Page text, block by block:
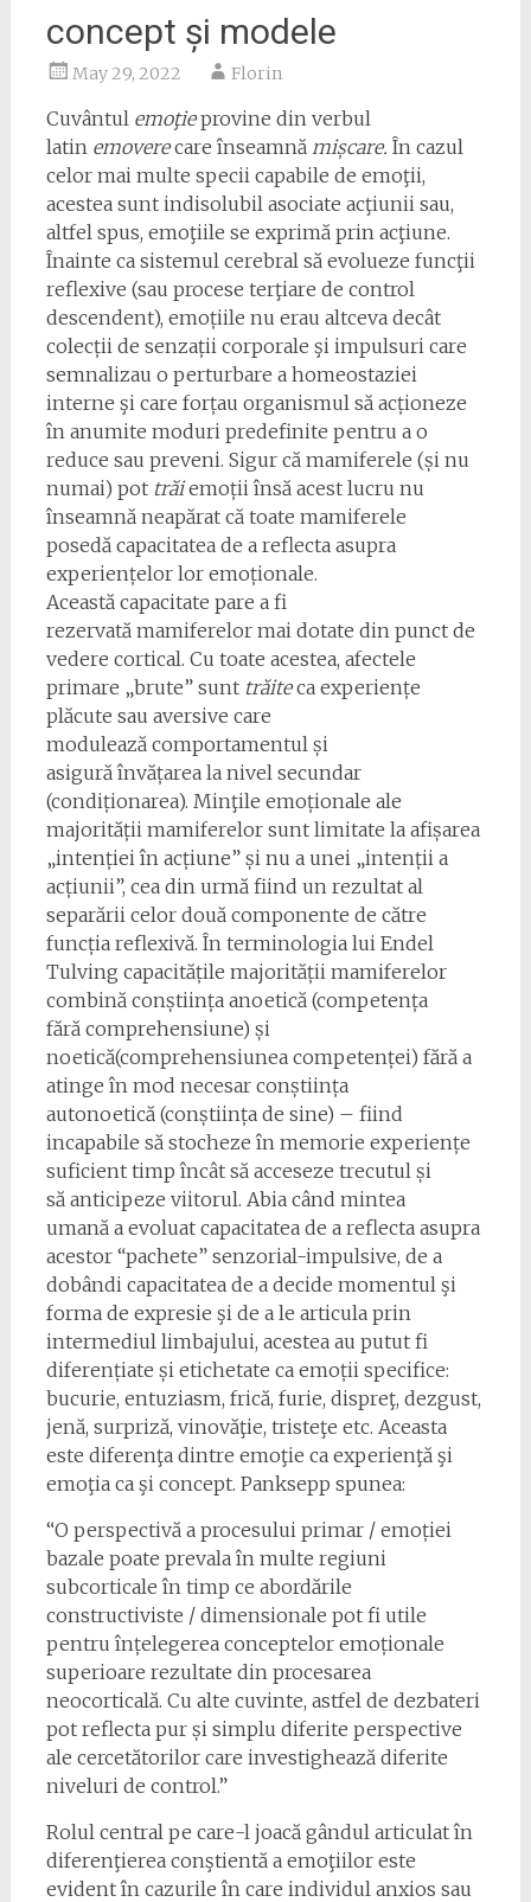
concept și modele
May 29, 2022 Florin
Cuvântul emoţieprovine din verbul
latin emoverecare înseamnă mișcare. În cazul
celor mai multe specii capabile de emoţii,
acestea sunt indisolubil asociate acţiunii sau,
altfel spus, emoţiile se exprimă prin acţiune.
Înainte ca sistemul cerebral să evolueze funcţii
reflexive (sau procese terţiare de control
descendent), emoțiile nu erau altceva decât
colecții de senzații corporale şi impulsuri care
semnalizau o perturbare a homeostaziei
interne şi care forțau organismul să acționeze
în anumite moduri predefinite pentru a o
reduce sau preveni. Sigur că mamiferele (și nu
numai) pot trăiemoții însă acest lucru nu
înseamnă neapărat că toate mamiferele
posedă capacitatea de a reflecta asupra
experiențelor lor emoționale.
Această capacitate pare a fi
rezervată mamiferelor mai dotate din punct de
vedere cortical. Cu toate acestea, afectele
primare „brute” sunt trăiteca experiențe
plăcute sau aversive care
modulează comportamentul și
asigură învățarea la nivel secundar
(condiționarea). Minţile emoționale ale
majorității mamiferelor sunt limitate la afișarea
„intenției în acțiune” și nu a unei „intenții a
acțiunii”, cea din urmă fiind un rezultat al
separării celor două componente de către
funcția reflexivă. În terminologia lui Endel
Tulving capacitățile majorității mamiferelor
combină conștiința anoetică (competența
fără comprehensiune) și
noetică(comprehensiunea competenței) fără a
atinge în mod necesar conștiința
autonoetică (conștiința de sine) – fiind
incapabile să stocheze în memorie experiențe
suficient timp încât să acceseze trecutul și
să anticipeze viitorul. Abia când mintea
umană a evoluat capacitatea de a reflecta asupra
acestor “pachete” senzorial-impulsive, de a
dobândi capacitatea de a decide momentul şi
forma de expresie şi de a le articula prin
intermediul limbajului, acestea au putut fi
diferențiate și etichetate ca emoții specifice:
bucurie, entuziasm, frică, furie, dispreţ, dezgust,
jenă, surpriză, vinovăţie, tristeţe etc. Aceasta
este diferenţa dintre emoţie ca experienţă şi
emoţia ca şi concept. Panksepp spunea:
“O perspectivă a procesului primar / emoției
bazale poate prevala în multe regiuni
subcorticale în timp ce abordările
constructiviste / dimensionale pot fi utile
pentru înțelegerea conceptelor emoționale
superioare rezultate din procesarea
neocorticală. Cu alte cuvinte, astfel de dezbateri
pot reflecta pur și simplu diferite perspective
ale cercetătorilor care investighează diferite
niveluri de control.”
Rolul central pe care-l joacă gândul articulat în
diferenţierea conştientă a emoţiilor este
evident în cazurile în care individul anxios sau